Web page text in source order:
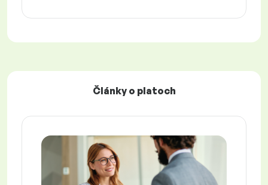
Články o platoch